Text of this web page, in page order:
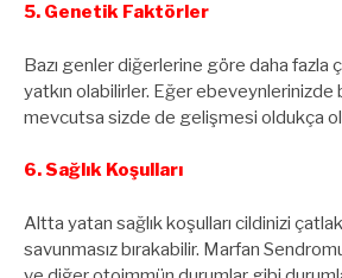
5. Genetik Faktörler
Bazı genler diğerlerine göre daha fazla
yatkın olabilirler. Eğer
mevcutsa sizde de gelişmesi oldukça
6. Sağlık Koşulları
Altta yatan sağlık koşulları cildinizi
savunmasız bırakabilir. Marfan